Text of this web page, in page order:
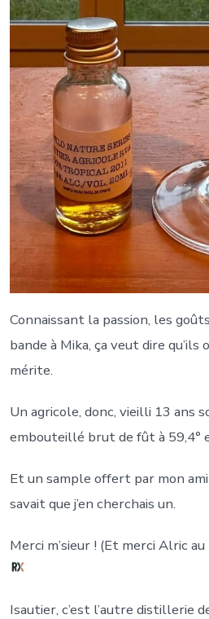
Connaissant la passion, les
bande à Mika, ça veut dire
mérite.
Un agricole, donc, vieilli 13 ans
embouteillé brut de fût à 59,4°
Et un sample offert par mon ami
savait que j’en cherchais un.
Merci m’sieur ! (Et merci Alric au
Isautier, c’est l’autre distillerie